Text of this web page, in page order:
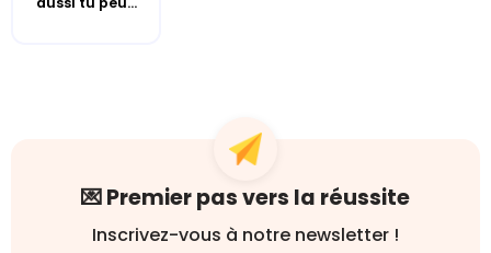
💌 Premier pas vers la réussite
Inscrivez-vous à notre newsletter !